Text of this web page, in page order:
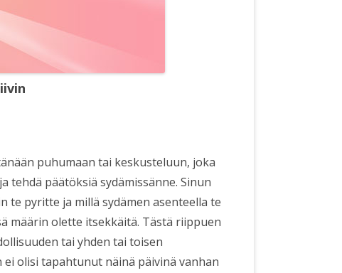
puhumaan tai keskusteluun, joka
tehdä päätöksiä sydämissänne. Sinun
te pyritte ja millä sydämen asenteella te
määrin olette itsekkäitä. Tästä riippuen
tai yhden tai toisen
olisi tapahtunut näinä päivinä vanhan